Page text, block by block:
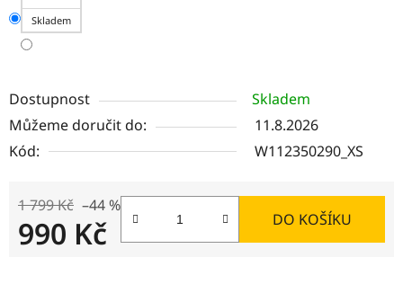
Skladem
Dostupnost
Skladem
Můžeme doručit do:
11.8.2026
Kód:
W112350290_XS
1 799 Kč –44 %
990 Kč DO KOŠÍKU